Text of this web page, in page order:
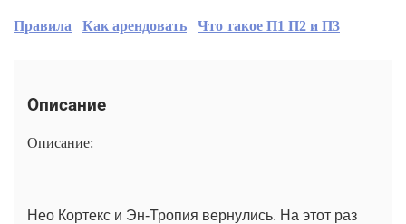
Правила Как арендовать Что такое П1 П2 и П3
Описание
Описание:
Нео Кортекс и Эн-Тропия вернулись. На этот раз